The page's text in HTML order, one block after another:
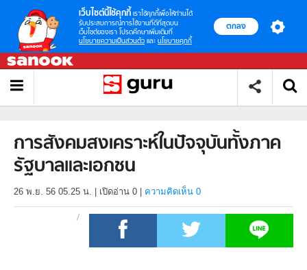
เว็บไซต์นี้ใช้คุกกี้ เราใช้คุกกี้เพื่อให้ท่านได้
รับประสบการณ์การใช้งานที่ดีที่สุดบน
เว็บไซต์ของเรา โปรดศึกษาเพิ่มเติมที่
นโยบายความเป็นส่วนตัว และ นโยบายคุกกี้
ตกลง
การสังคมสงเคราะห์ในปัจจุบันทั้งภาค
รัฐบาลและเอกชน
26 พ.ย. 56 05.25 น. เปิดอ่าน 0 ความคิดเห็น 0